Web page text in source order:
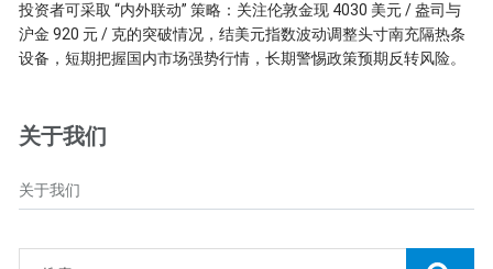
投资者可采取 “内外联动” 策略：关注伦敦金现 4030 美元 / 盎司与
沪金 920 元 / 克的突破情况，结美元指数波动调整头寸南充隔热条
设备，短期把握国内市场强势行情，长期警惕政策预期反转风险。
关于我们
关于我们